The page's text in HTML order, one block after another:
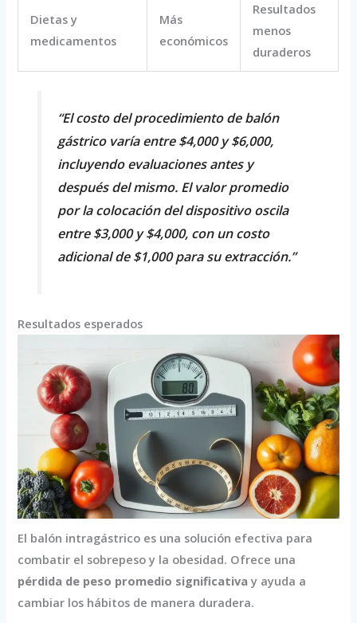
Dietas y
medicamentos
Más
económicos
Resultados
menos
duraderos
“El costo del procedimiento de balón
gástrico varía entre $4,000 y $6,000,
incluyendo evaluaciones antes y
después del mismo. El valor promedio
por la colocación del dispositivo oscila
entre $3,000 y $4,000, con un costo
adicional de $1,000 para su extracción.”
Resultados esperados
El balón intragástrico es una solución efectiva para
combatir el sobrepeso y la obesidad. Ofrece una
pérdida de peso promedio significativa y ayuda a
cambiar los hábitos de manera duradera.